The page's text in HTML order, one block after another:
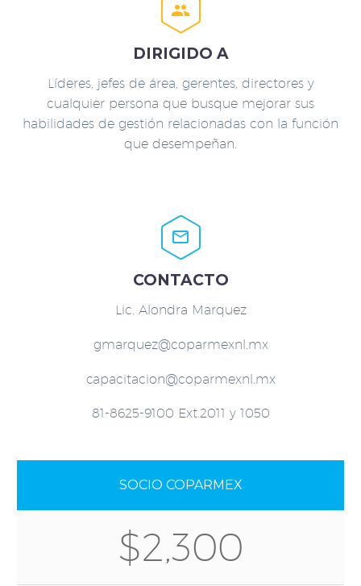


DIRIGIDO A
Líderes, jefes de área, gerentes, directores y
cualquier persona que busque mejorar sus
habilidades de gestión relacionadas con la función
que desempeñan.


CONTACTO
Lic. Alondra Marquez
gmarquez@coparmexnl.mx
capacitacion@coparmexnl.mx
81-8625-9100 Ext.2011 y 1050
SOCIO COPARMEX
$2,300